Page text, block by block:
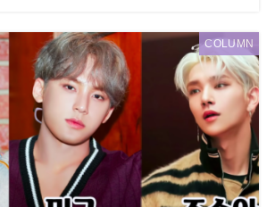
COLUMN